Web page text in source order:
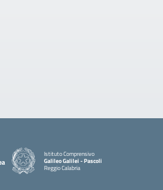
Istituto Comprensivo
Galileo Galilei - Pascoli
Reggio Calabria